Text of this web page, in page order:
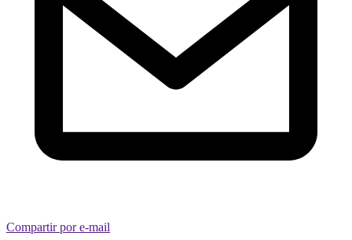
Compartir por e-mail